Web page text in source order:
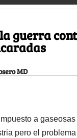
guerra
MD
a gaseosas
pero el